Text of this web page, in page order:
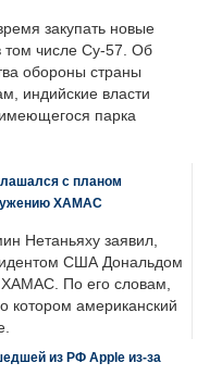
закупать новые
том числе Су-57. Об
обороны страны
индийские власти
парка
с планом
ХАМАС
Нетаньяху заявил,
США Дональдом
По его словам,
котором американский
из РФ Apple из-за